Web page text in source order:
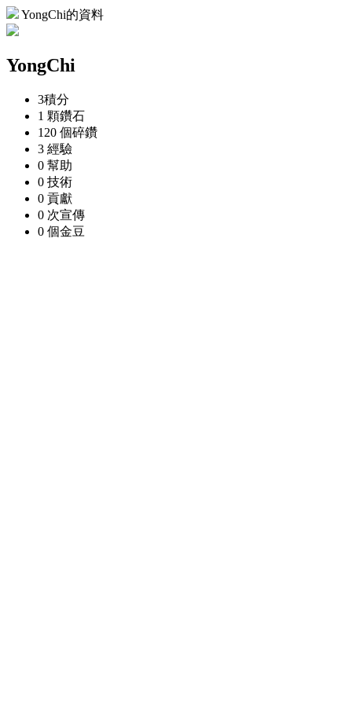
YongChi的資料
YongChi
3積分
1 顆鑽石
120 個碎鑽
3 經驗
0 幫助
0 技術
0 貢獻
0 次宣傳
0 個金豆